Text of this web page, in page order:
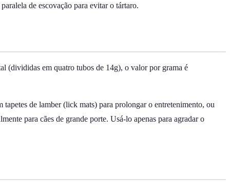
de escovação para evitar o tártaro.
(divididas em quatro tubos de 14g), o valor por grama é
de lamber (lick mats) para prolongar o entretenimento, ou
para cães de grande porte. Usá-lo apenas para agradar o